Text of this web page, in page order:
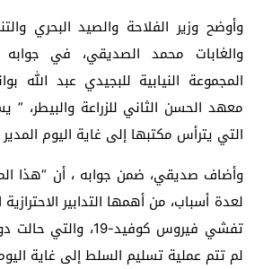
وأوضح وزير الفلاحة والصيد البحري
والغابات محمد الصديقي، في
المجموعة النيابية للبجيدي عبد الله
معهد الحسن الثاني للزراعة والبيطر، ”
التي يترأس مكتبها إلى غاية اليوم
وأضاف صديقي، ضمن جوابه ، أن “هذا
لعدة أسباب، من أهمها التدابير
تفشي فيروس كوفيد-19،
لم تتم عملية تسليم السلط إلى غاية